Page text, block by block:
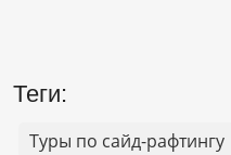
Теги:
Туры по сайд-рафтингу